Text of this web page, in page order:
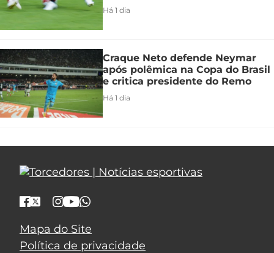
Há 1 dia
Craque Neto defende Neymar
após polêmica na Copa do Brasil
e critica presidente do Remo
Há 1 dia
Mapa do Site
Política de privacidade